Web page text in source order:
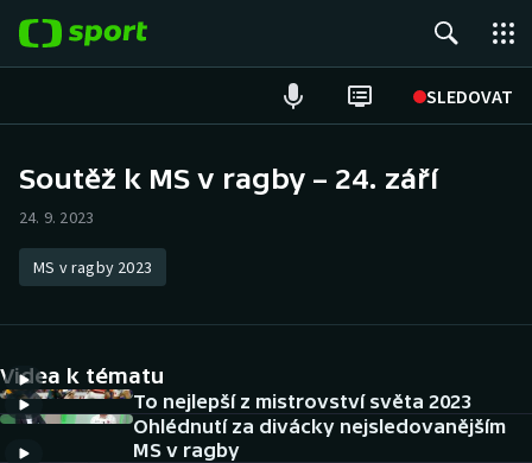
SLEDOVAT
Hokej
Tenis
Atletika
Cyklistika
DALŠÍ SPORTY
Soutěž k MS v ragby – 24. září
24. 9. 2023
MS v ragby 2023
Videa k tématu
To nejlepší z mistrovství světa 2023
Ohlédnutí za divácky nejsledovanějším
MS v ragby